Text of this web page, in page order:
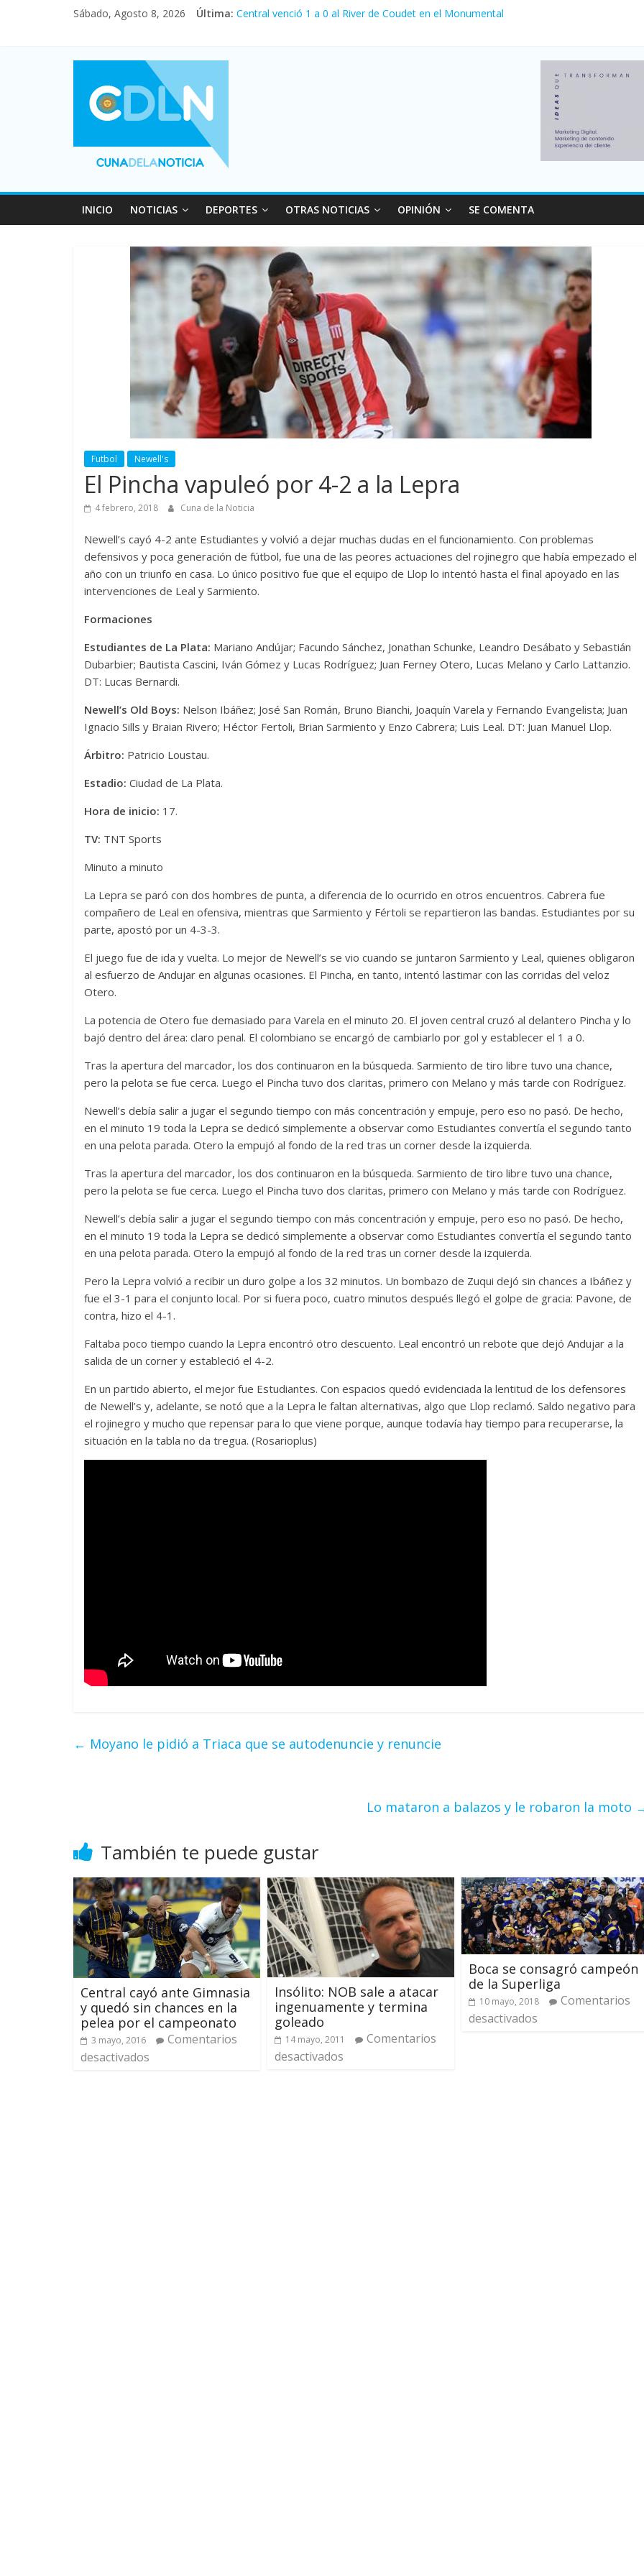
Sábado, Agosto 8, 2026 Última: Central venció 1 a 0 al River de Coudet en el Monumental
Vacaciones de invierno con más movimiento y consumo turístico: 4,6 millones de
Fuerte caída de la venta de autos usados en julio: bajó un 12,6% interanual
INICIO NOTICIAS DEPORTES OTRAS NOTICIAS OPINIÓN SE COMENTA
Futbol Newell's
El Pincha vapuleó por 4-2 a la Lepra
4 febrero, 2018 Cuna de la Noticia
Newell’s cayó 4-2 ante Estudiantes y volvió a dejar muchas dudas en el funcionamiento. Con problemas
defensivos y poca generación de fútbol, fue una de las peores actuaciones del rojinegro que había empezado el
año con un triunfo en casa. Lo único positivo fue que el equipo de Llop lo intentó hasta el final apoyado en las
intervenciones de Leal y Sarmiento.
Formaciones
Estudiantes de La Plata: Mariano Andújar; Facundo Sánchez, Jonathan Schunke, Leandro Desábato y Sebastián
Dubarbier; Bautista Cascini, Iván Gómez y Lucas Rodríguez; Juan Ferney Otero, Lucas Melano y Carlo Lattanzio.
DT: Lucas Bernardi.
Newell’s Old Boys: Nelson Ibáñez; José San Román, Bruno Bianchi, Joaquín Varela y Fernando Evangelista; Juan
Ignacio Sills y Braian Rivero; Héctor Fertoli, Brian Sarmiento y Enzo Cabrera; Luis Leal. DT: Juan Manuel Llop.
Árbitro: Patricio Loustau.
Estadio: Ciudad de La Plata.
Hora de inicio: 17.
TV: TNT Sports
Minuto a minuto
La Lepra se paró con dos hombres de punta, a diferencia de lo ocurrido en otros encuentros. Cabrera fue
compañero de Leal en ofensiva, mientras que Sarmiento y Fértoli se repartieron las bandas. Estudiantes por su
parte, apostó por un 4-3-3.
El juego fue de ida y vuelta. Lo mejor de Newell’s se vio cuando se juntaron Sarmiento y Leal, quienes obligaron
al esfuerzo de Andujar en algunas ocasiones. El Pincha, en tanto, intentó lastimar con las corridas del veloz
Otero.
La potencia de Otero fue demasiado para Varela en el minuto 20. El joven central cruzó al delantero Pincha y lo
bajó dentro del área: claro penal. El colombiano se encargó de cambiarlo por gol y establecer el 1 a 0.
Tras la apertura del marcador, los dos continuaron en la búsqueda. Sarmiento de tiro libre tuvo una chance,
pero la pelota se fue cerca. Luego el Pincha tuvo dos claritas, primero con Melano y más tarde con Rodríguez.
Newell’s debía salir a jugar el segundo tiempo con más concentración y empuje, pero eso no pasó. De hecho,
en el minuto 19 toda la Lepra se dedicó simplemente a observar como Estudiantes convertía el segundo tanto
en una pelota parada. Otero la empujó al fondo de la red tras un corner desde la izquierda.
Tras la apertura del marcador, los dos continuaron en la búsqueda. Sarmiento de tiro libre tuvo una chance,
pero la pelota se fue cerca. Luego el Pincha tuvo dos claritas, primero con Melano y más tarde con Rodríguez.
Newell’s debía salir a jugar el segundo tiempo con más concentración y empuje, pero eso no pasó. De hecho,
en el minuto 19 toda la Lepra se dedicó simplemente a observar como Estudiantes convertía el segundo tanto
en una pelota parada. Otero la empujó al fondo de la red tras un corner desde la izquierda.
Pero la Lepra volvió a recibir un duro golpe a los 32 minutos. Un bombazo de Zuqui dejó sin chances a Ibáñez y
fue el 3-1 para el conjunto local. Por si fuera poco, cuatro minutos después llegó el golpe de gracia: Pavone, de
contra, hizo el 4-1.
Faltaba poco tiempo cuando la Lepra encontró otro descuento. Leal encontró un rebote que dejó Andujar a la
salida de un corner y estableció el 4-2.
En un partido abierto, el mejor fue Estudiantes. Con espacios quedó evidenciada la lentitud de los defensores
de Newell’s y, adelante, se notó que a la Lepra le faltan alternativas, algo que Llop reclamó. Saldo negativo para
el rojinegro y mucho que repensar para lo que viene porque, aunque todavía hay tiempo para recuperarse, la
situación en la tabla no da tregua. (Rosarioplus)
← Moyano le pidió a Triaca que se autodenuncie y renuncie
Lo mataron a balazos y le robaron la moto
También te puede gustar
Central cayó ante Gimnasia
y quedó sin chances en la
pelea por el campeonato
3 mayo, 2016
Comentarios
desactivados
Insólito: NOB sale a atacar
ingenuamente y termina
goleado
14 mayo, 2011
Comentarios
desactivados
Boca se consagró campeón
de la Superliga
10 mayo, 2018
Comentarios
desactivados